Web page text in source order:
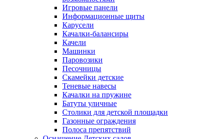
Игровые панели
Информационные щиты
Карусели
Качалки-балансиры
Качели
Машинки
Паровозики
Песочницы
Скамейки детские
Теневые навесы
Качалки на пружине
Батуты уличные
Столики для детской площадки
Газонные ограждения
Полоса препятствий